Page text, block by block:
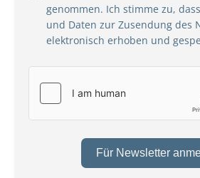
genommen. Ich stimme zu,
und Daten zur Zusendung des
elektronisch erhoben und
Für Newsletter